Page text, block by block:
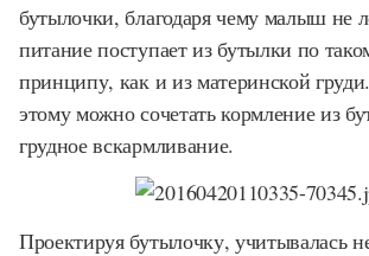
бутылочки, благодаря чему малыш не
питание поступает из бутылки по
принципу, как и из материнской
этому можно сочетать кормление из
грудное вскармливание.
Проектируя бутылочку, учитывалась